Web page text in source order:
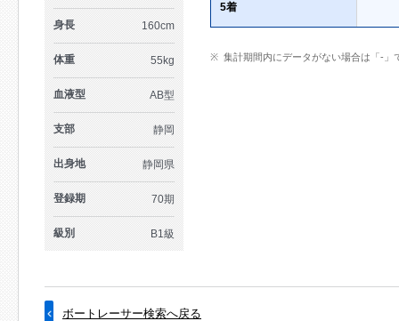
身長 160cm
体重 55kg
血液型 AB型
支部 静岡
出身地 静岡県
登録期 70期
級別 B1級
5着
集計期間内にデータがない場合は「-」
ボートレーサー検索へ戻る